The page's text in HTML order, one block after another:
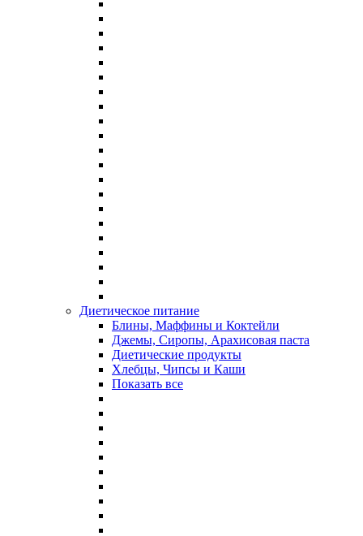
Диетическое питание
Блины, Маффины и Коктейли
Джемы, Сиропы, Арахисовая паста
Диетические продукты
Хлебцы, Чипсы и Каши
Показать все